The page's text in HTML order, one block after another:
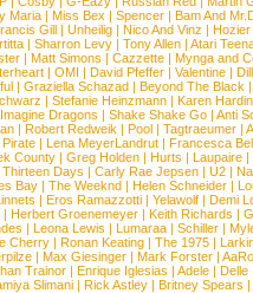
Maria | Miss Bex | Spencer | Bam And
Gill | Unheilig | Nico And Vinz | Hozier
| Sharron Levy| Tony Allen| Atari
| Matt Simons | Cazzette | Mynga and
| OMI | David Pfeffer | Valentine |
| Graziella Schazad | Beyond The Black |
| Stefanie Heinzmann| Karen
Imagine Dragons | Shake Shake Go | Anti
| Robert Redweik | Pool| Tagtraeumer|
| Lena MeyerLandrut | Francesca
County| Greg Holden| Hurts | Laupaire|
Thirteen Days | Carly Rae Jepsen| U2|
Bay| The Weeknd| Helen Schneider|
| Eros Ramazzotti | Yelawolf | Demi
| Herbert Groenemeyer | Keith Richards |
| Leona Lewis | Lumaraa| Schiller|
Cherry| Ronan Keating| The 1975|
| Max Giesinger| Mark Forster|
Trainor| Enrique Iglesias | Adele| Delle|
Slimani | Rick Astley | Britney Spears |